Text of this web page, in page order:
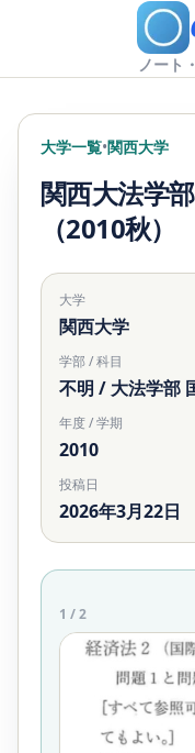
ノート
大学一覧•関西大学
関西大法学
（2010秋）
大学
関西大学
学部 / 科目
不明 / 大法学部
年度 / 学期
2010
投稿日
2026年3月22日
1 /2